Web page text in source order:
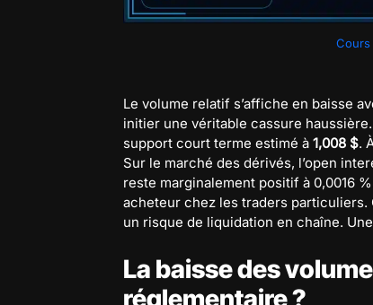
Cours
Le volume relatif s’affiche en baisse
initier une véritable cassure
support court terme estimé à 1,008 $.
Sur le marché des dérivés, l’open
reste marginalement positif à 0,0016
acheteur chez les traders
un risque de liquidation en chaîne.
La baisse des
réglementaire ?